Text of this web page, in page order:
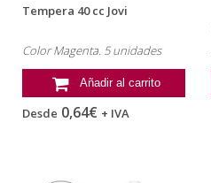
Tempera 40 cc Jovi
Color Magenta. 5 unidades
Añadir al carrito
Desde 0,64€ + IVA